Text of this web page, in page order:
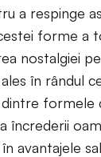
a respinge
forme a
nostalgiei
în rândul
formele
încrederii
avantajele